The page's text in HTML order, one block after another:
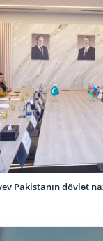
Pakistanın dövlət